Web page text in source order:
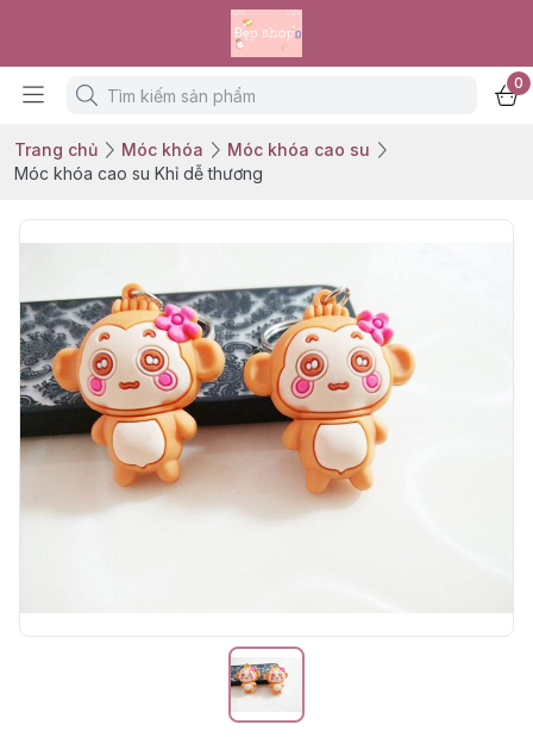
0
Trang chủ Móc khóa
Móc khóa cao su
Móc khóa cao su Khỉ dễ thương